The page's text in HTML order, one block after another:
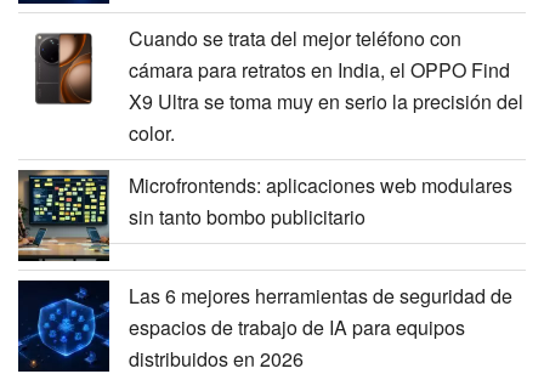
Cuando se trata del mejor teléfono con
cámara para retratos en India, el OPPO Find
X9 Ultra se toma muy en serio la precisión del
color.
Microfrontends: aplicaciones web modulares
sin tanto bombo publicitario
Las 6 mejores herramientas de seguridad de
espacios de trabajo de IA para equipos
distribuidos en 2026